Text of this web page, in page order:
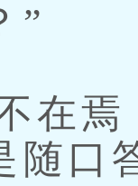
”
焉
随口